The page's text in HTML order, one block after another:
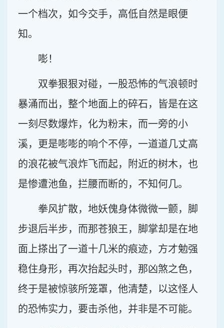
一个档次，如今交手，高低自然是眼便
知。
嘭！
双拳狠狠对碰，一股恐怖的气浪顿时
暴涌而出，整个地面上的碎石，皆是在这
一刻尽数爆炸，化为粉末，而一旁的小
溪，更是嘭嘭的响个不停，一道道几丈高
的浪花被气浪炸飞而起，附近的树木，也
是惨遭池鱼，拦腰而断的，不知何几。
拳风扩散，地妖傀身体微微一颤，脚
步退后半步，而那苍狼王，脚掌却是在地
面上搽出了一道十几米的痕迹，方才勉强
稳住身形，再次抬起头时，那凶煞之色，
终于是被惊骇所笼罩，他清楚，以这怪人
的恐怖实力，要击杀他，并非是不可能。